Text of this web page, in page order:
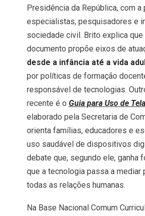
Presidência da República, com a
especialistas, pesquisadores e
sociedade civil. Brito explica
documento propõe eixos de
desde a infância até a vida
por políticas de formação
responsável de tecnologias.
recente é o Guia para Uso de
elaborado pela Secretaria de
orienta famílias, educadores e
uso saudável de dispositivos
debate que, segundo ele, ganha
que a tecnologia passa a mediar
todas as relações humanas.
Na Base Nacional Comum